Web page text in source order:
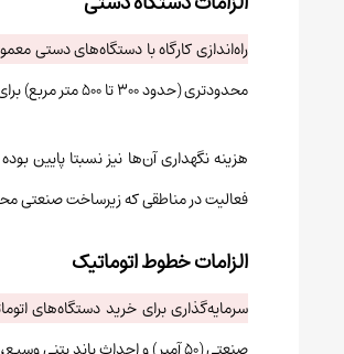
راه‌اندازی کارگاه با دستگاه‌های دستی معمولا با بودجه‌ای
محدودتری (حدود ۳۰۰ تا ۵۰۰ متر مربع) برای تولید و دپوی محصولات نیاز دارند.
هزینه نگهداری آن‌ها نیز نسبتا پایین
فعالیت در مناطقی که زیرساخت صنعتی
الزامات خطوط اتوماتیک
سرمایه‌گذاری برای خرید دستگاه‌های اتوماتیک سیار، بین ۱ میلیارد تا بیش